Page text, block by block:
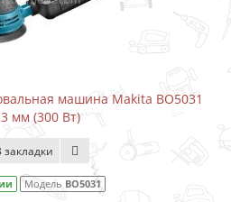
машина Makita BO5031
мм (300 Вт)
закладки
Модель BO5031